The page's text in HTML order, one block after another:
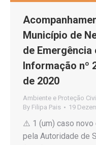
Município de
de
Informação nº
de 2020
Ambiente e Proteção Civil
By Filipa Pais 19
⚠️ 1 (um) caso novo
pela Autoridade de